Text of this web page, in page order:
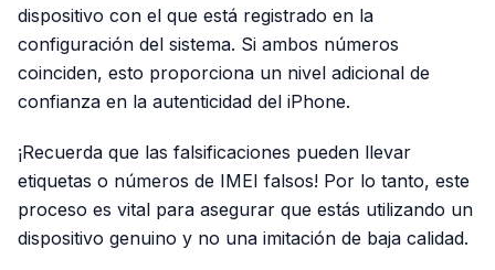
dispositivo con el que está registrado en la
configuración del sistema. Si ambos números
coinciden, esto proporciona un nivel adicional de
confianza en la autenticidad del iPhone.
¡Recuerda que las falsificaciones pueden llevar
etiquetas o números de IMEI falsos! Por lo tanto, este
proceso es vital para asegurar que estás utilizando un
dispositivo genuino y no una imitación de baja calidad.